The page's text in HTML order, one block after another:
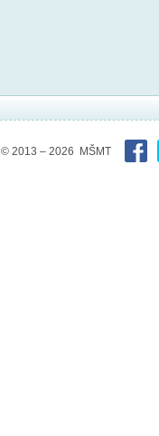
© 2013 – 2026 MŠMT